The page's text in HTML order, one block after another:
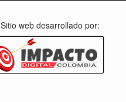
Sitio web desarrollado por: